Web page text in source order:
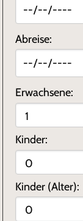
Abreise:
Erwachsene:
Kinder:
Kinder (Alter):